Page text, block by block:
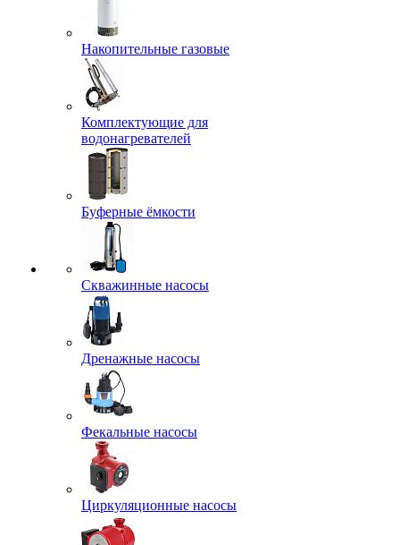
Накопительные газовые
Комплектующие для
водонагревателей
Буферные ёмкости
Скважинные насосы
Дренажные насосы
Фекальные насосы
Циркуляционные насосы